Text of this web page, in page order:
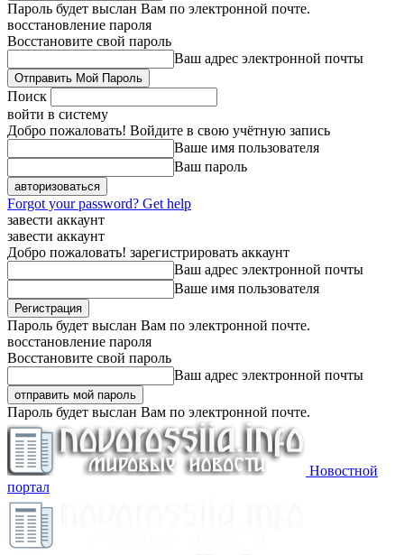
Пароль будет выслан Вам по электронной почте.
восстановление пароля
Восстановите свой пароль
Ваш адрес электронной почты
Поиск
войти в систему
Добро пожаловать! Войдите в свою учётную запись
Ваше имя пользователя
Ваш пароль
Forgot your password? Get help
завести аккаунт
завести аккаунт
Добро пожаловать! зарегистрировать аккаунт
Ваш адрес электронной почты
Ваше имя пользователя
Пароль будет выслан Вам по электронной почте.
восстановление пароля
Восстановите свой пароль
Ваш адрес электронной почты
Пароль будет выслан Вам по электронной почте.
Новостной
портал